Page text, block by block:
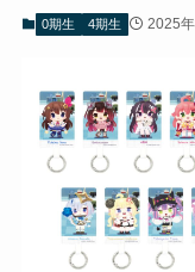
0期生 4期生 2025